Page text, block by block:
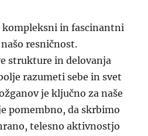
kompleksni in fascinantni
resničnost.
strukture in delovanja
razumeti sebe in svet
je ključno za naše
pomembno, da skrbimo
telesno aktivnostjo